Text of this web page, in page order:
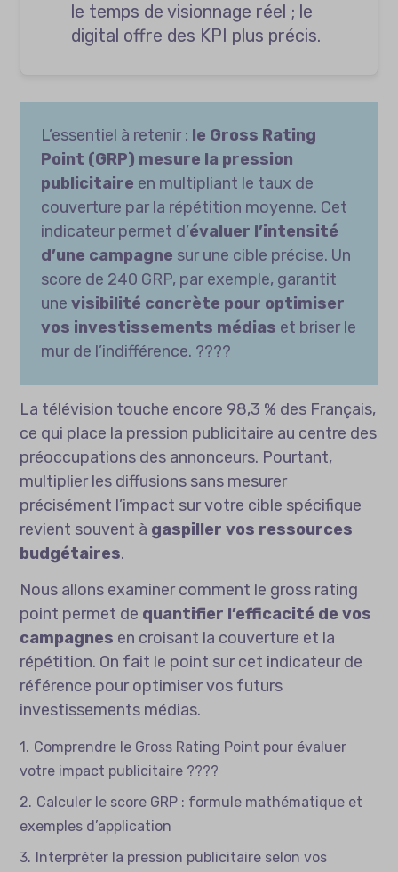
le temps de visionnage réel ; le
digital offre des KPI plus précis.
L’essentiel à retenir : le Gross Rating
Point (GRP) mesure la pression
publicitaire en multipliant le taux de
couverture par la répétition moyenne. Cet
indicateur permet d’évaluer l’intensité
d’une campagne sur une cible précise. Un
score de 240 GRP, par exemple, garantit
unevisibilité concrète pour optimiser
vos investissements médias et briser le
mur de l’indifférence. ????
La télévision touche encore 98,3 % des Français,
ce qui place la pression publicitaire au centre des
préoccupations des annonceurs. Pourtant,
multiplier les diffusions sans mesurer
précisément l’impact sur votre cible spécifique
revient souvent à gaspiller vos ressources
budgétaires.
Nous allons examiner comment le gross rating
point permet de quantifier l’efficacité de vos
campagnes en croisant la couverture et la
répétition. On fait le point sur cet indicateur de
référence pour optimiser vos futurs
investissements médias.
Comprendre le Gross Rating Point pour évaluer
votre impact publicitaire ????
Calculer le score GRP : formule mathématique et
exemples d’application
Interpréter la pression publicitaire selon vos